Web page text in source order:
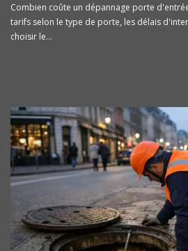
Combien coûte un dépannage porte
tarifs selon le type de porte, les délais
choisir le...